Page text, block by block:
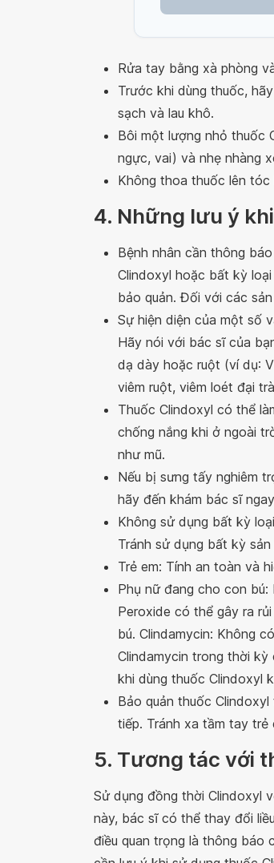
Rửa tay bằng xà phòng
Trước khi dùng thuốc,
sạch và lau khô.
Bôi một lượng nhỏ thuốc
ngực, vai) và nhẹ nhàng
Không thoa thuốc lên
4. Những lưu ý
Bệnh nhân cần thông
Clindoxyl hoặc bất kỳ
bảo quản. Đối với các
Sự hiện diện của một số
Hãy nói với bác sĩ của
dạ dày hoặc ruột (ví dụ:
viêm ruột, viêm loét đại
Thuốc Clindoxyl có thể
chống nắng khi ở ngoài
như mũ.
Nếu bị sưng tấy nghiêm
hãy đến khám bác sĩ
Không sử dụng bất kỳ
Tránh sử dụng bất kỳ
Trẻ em: Tính an toàn và
Phụ nữ đang cho con
Peroxide có thể gây ra
bú. Clindamycin: Không
Clindamycin trong thời
khi dùng thuốc Clindoxyl
Bảo quản thuốc
tiếp. Tránh xa tầm tay trẻ
5. Tương tác với
Sử dụng đồng thời Clindoxyl
này, bác sĩ có thể thay đổi
điều quan trọng là thông báo